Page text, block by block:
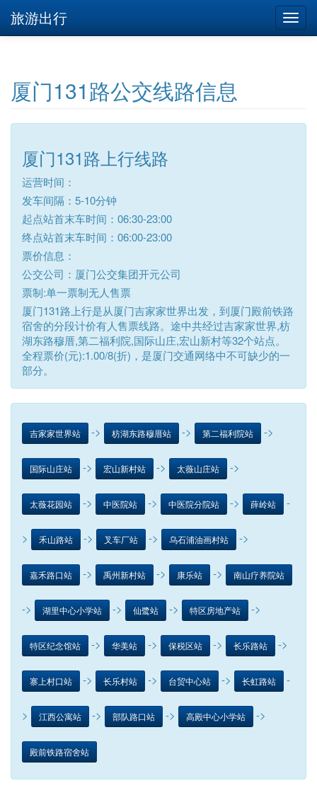
旅游出行
厦门131路公交线路信息
厦门131路上行线路
运营时间：
发车间隔：5-10分钟
起点站首末车时间：06:30-23:00
终点站首末车时间：06:00-23:00
票价信息：
公交公司：厦门公交集团开元公司
票制:单一票制无人售票
厦门131路上行是从厦门吉家家世界出发，到厦门殿前铁路
宿舍的分段计价有人售票线路。途中共经过吉家家世界,枋
湖东路穆厝,第二福利院,国际山庄,宏山新村等32个站点。
全程票价(元):1.00/8(折)，是厦门交通网络中不可缺少的一
部分。
吉家家世界站 -> 枋湖东路穆厝站 -> 第二福利院站 ->
国际山庄站 -> 宏山新村站 -> 太薇山庄站 ->
太薇花园站 -> 中医院站 -> 中医院分院站 -> 薛岭站 -
> 禾山路站 -> 叉车厂站 -> 乌石浦油画村站 ->
嘉禾路口站 -> 禹州新村站 -> 康乐站 -> 南山疗养院站
-> 湖里中心小学站 -> 仙鹭站 -> 特区房地产站 ->
特区纪念馆站 -> 华美站 -> 保税区站 -> 长乐路站 ->
寨上村口站 -> 长乐村站 -> 台贸中心站 -> 长虹路站 -
> 江西公寓站 -> 部队路口站 -> 高殿中心小学站 ->
殿前铁路宿舍站